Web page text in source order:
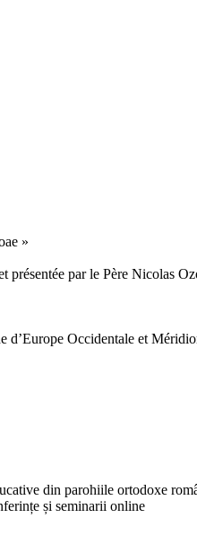
»
par le Père Nicolas
d’Europe Occidentale et
din parohiile ortodoxe
și seminarii online